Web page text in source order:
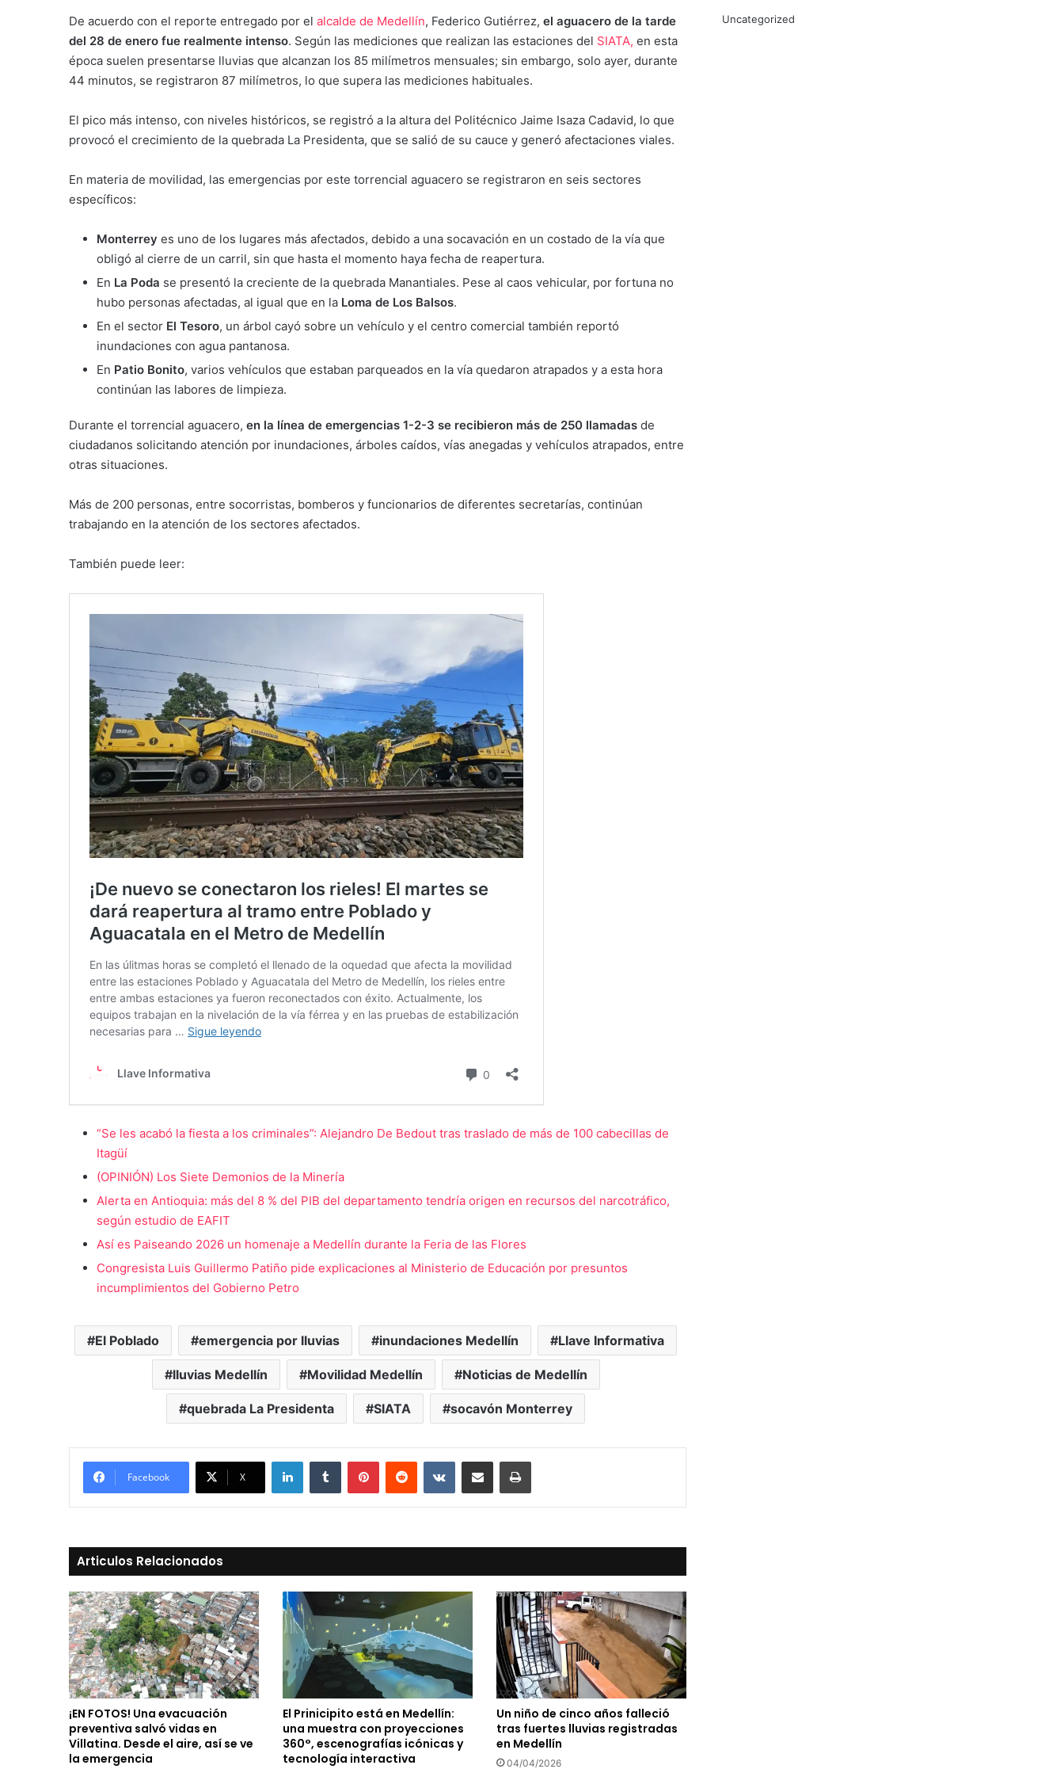
De acuerdo con el reporte entregado por el alcalde de Medellín, Federico Gutiérrez, el aguacero de la tarde
del 28 de enero fue realmente intenso. Según las mediciones que realizan las estaciones del SIATA, en esta
época suelen presentarse lluvias que alcanzan los 85 milímetros mensuales; sin embargo, solo ayer, durante
44 minutos, se registraron 87 milímetros, lo que supera las mediciones habituales.
El pico más intenso, con niveles históricos, se registró a la altura del Politécnico Jaime Isaza Cadavid, lo que
provocó el crecimiento de la quebrada La Presidenta, que se salió de su cauce y generó afectaciones viales.
En materia de movilidad, las emergencias por este torrencial aguacero se registraron en seis sectores
específicos:
Monterrey es uno de los lugares más afectados, debido a una socavación en un costado de la vía que
obligó al cierre de un carril, sin que hasta el momento haya fecha de reapertura.
En La Poda se presentó la creciente de la quebrada Manantiales. Pese al caos vehicular, por fortuna no
hubo personas afectadas, al igual que en la Loma de Los Balsos.
En el sector El Tesoro, un árbol cayó sobre un vehículo y el centro comercial también reportó
inundaciones con agua pantanosa.
En Patio Bonito, varios vehículos que estaban parqueados en la vía quedaron atrapados y a esta hora
continúan las labores de limpieza.
Durante el torrencial aguacero, en la línea de emergencias 1-2-3 se recibieron más de 250 llamadas de
ciudadanos solicitando atención por inundaciones, árboles caídos, vías anegadas y vehículos atrapados, entre
otras situaciones.
Más de 200 personas, entre socorristas, bomberos y funcionarios de diferentes secretarías, continúan
trabajando en la atención de los sectores afectados.
También puede leer:
“Se les acabó la fiesta a los criminales”: Alejandro De Bedout tras traslado de más de 100 cabecillas de
Itagüí
(OPINIÓN) Los Siete Demonios de la Minería
Alerta en Antioquia: más del 8 % del PIB del departamento tendría origen en recursos del narcotráfico,
según estudio de EAFIT
Así es Paiseando 2026 un homenaje a Medellín durante la Feria de las Flores
Congresista Luis Guillermo Patiño pide explicaciones al Ministerio de Educación por presuntos
incumplimientos del Gobierno Petro
El Poblado emergencia por lluvias inundaciones Medellín Llave Informativa
lluvias Medellín Movilidad Medellín Noticias de Medellín
quebrada La Presidenta SIATA socavón Monterrey
Facebook X
LinkedInTumblr PinterestReddit VKontakte
Compartir vía Mail Print
Articulos Relacionados
¡EN FOTOS! Una evacuación
preventiva salvó vidas en
Villatina. Desde el aire, así se ve
la emergencia
El Prinicipito está en Medellín:
una muestra con proyecciones
360°, escenografías icónicas y
tecnología interactiva
Un niño de cinco años falleció
tras fuertes lluvias registradas
en Medellín
04/04/2026
Uncategorized